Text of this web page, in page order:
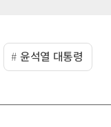
윤석열 대통령